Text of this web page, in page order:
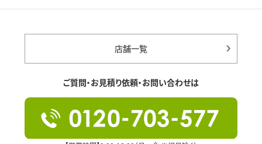
店舗一覧
ご質問・お見積り依頼・お問い合わせは